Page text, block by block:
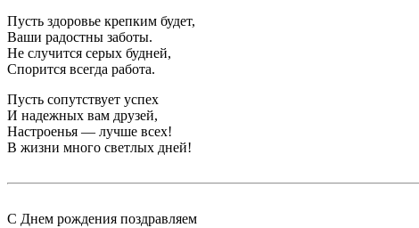
Пусть здоровье крепким будет,
Ваши радостны заботы.
Не случится серых будней,
Спорится всегда работа.
Пусть сопутствует успех
И надежных вам друзей,
Настроенья — лучше всех!
В жизни много светлых дней!
С Днем рождения поздравляем